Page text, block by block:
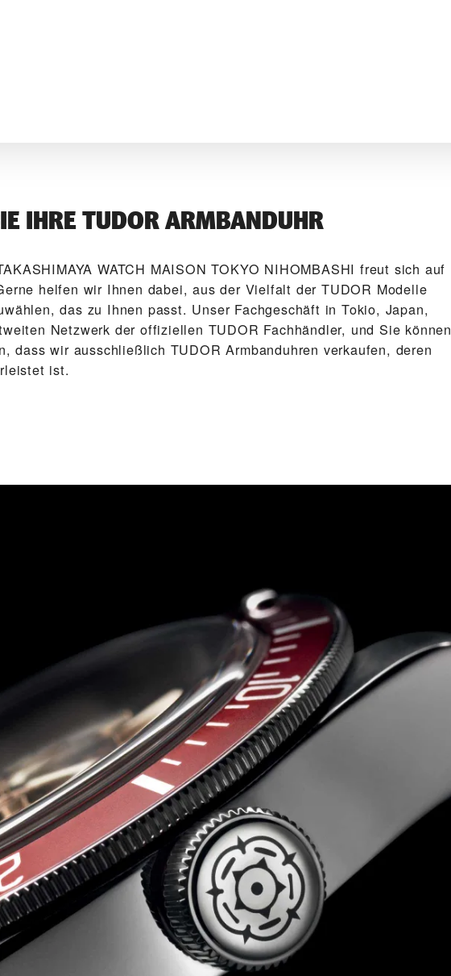
IHRE TUDOR ARMBANDUHR
WATCH MAISON TOKYO NIHOMBASHI‬ freut sich auf
helfen wir Ihnen dabei, aus der Vielfalt der TUDOR Modelle
das zu Ihnen passt. Unser Fach­geschäft in Tokio, Japan,
Netzwerk der offiziellen TUDOR Fachhändler, und Sie können
dass wir ausschließlich TUDOR Arm­band­uhren verkaufen, deren
ist.